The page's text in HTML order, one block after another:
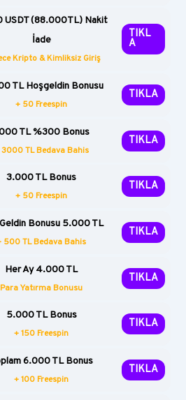
USDT (88.000TL) Nakit
İade
Kripto & Kimliksiz Giriş
TIKL
A
TL Hoşgeldin Bonusu
+ 50 Freespin
TIKLA
TL %300 Bonus
3000 TL Bedava Bahis
TIKLA
3.000 TL Bonus
+ 50 Freespin
TIKLA
Bonusu 5.000 TL
500 TL Bedava Bahis
TIKLA
Her Ay 4.000 TL
Para Yatırma Bonusu
TIKLA
5.000 TL Bonus
+ 150 Freespin
TIKLA
6.000 TL Bonus
+ 100 Freespin
TIKLA